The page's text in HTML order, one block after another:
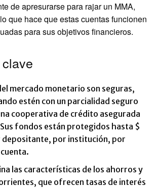
de apresurarse para rajar un MMA,
que hace que estas cuentas funcionen
para sus objetivos financieros.
mercado monetario son seguras,
estén con un parcialidad seguro
cooperativa de crédito asegurada
Sus fondos están protegidos hasta $
por institución, por
las características de los ahorros y
que ofrecen tasas de interés